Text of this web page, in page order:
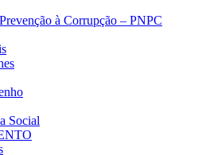
à Corrupção – PNPC
Social